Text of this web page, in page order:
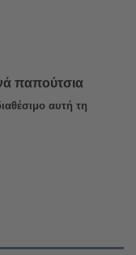
παπούτσια
αυτή τη